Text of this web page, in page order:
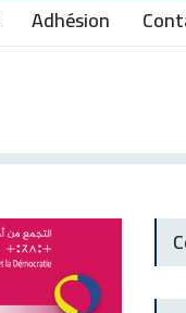
Adhésion